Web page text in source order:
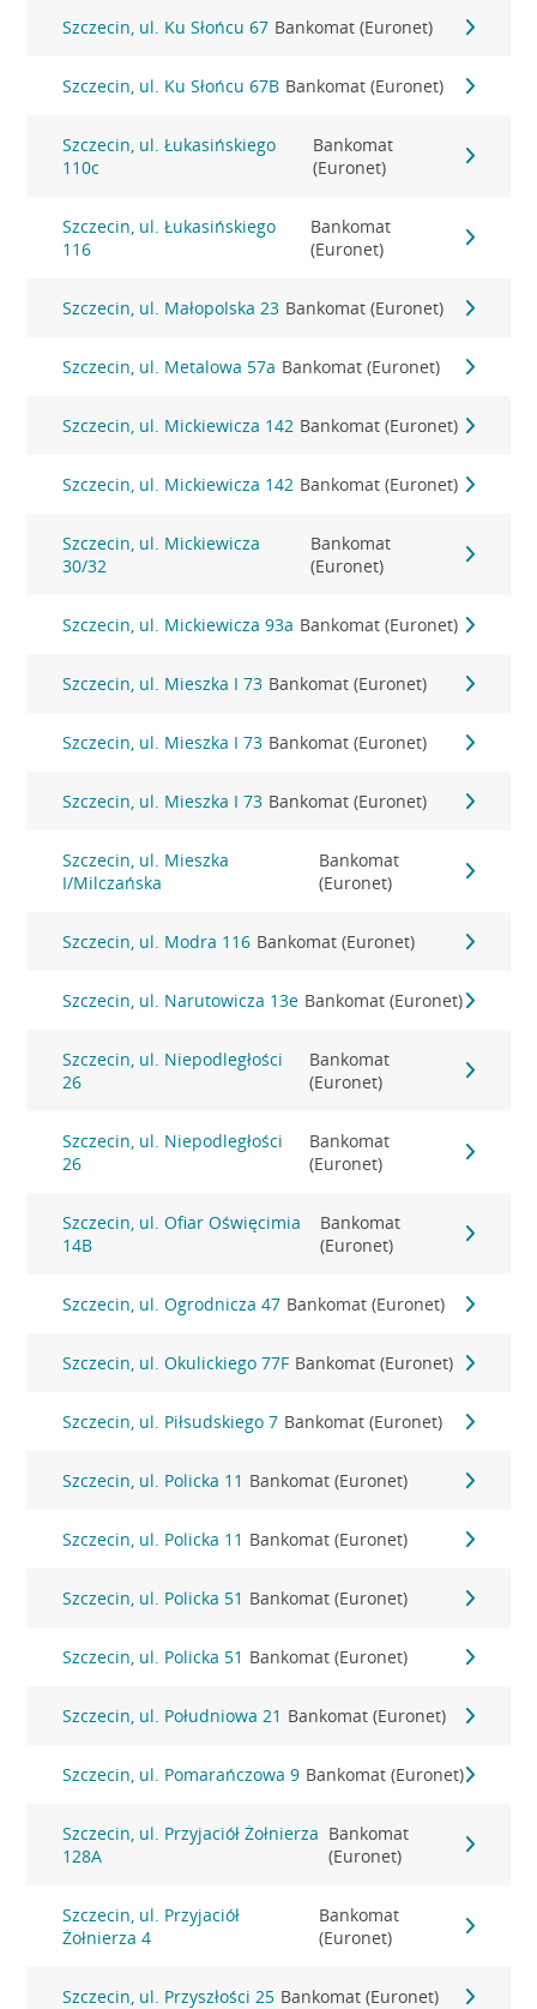
Szczecin, ul. Ku Słońcu 67 Bankomat (Euronet)
Szczecin, ul. Ku Słońcu 67B Bankomat (Euronet)
Szczecin, ul. Łukasińskiego
110c
Bankomat
(Euronet)
Szczecin, ul. Łukasińskiego
116
Bankomat
(Euronet)
Szczecin, ul. Małopolska 23 Bankomat (Euronet)
Szczecin, ul. Metalowa 57a Bankomat (Euronet)
Szczecin, ul. Mickiewicza 142 Bankomat (Euronet)
Szczecin, ul. Mickiewicza 142 Bankomat (Euronet)
Szczecin, ul. Mickiewicza
30/32
Bankomat
(Euronet)
Szczecin, ul. Mickiewicza 93a Bankomat (Euronet)
Szczecin, ul. Mieszka I 73 Bankomat (Euronet)
Szczecin, ul. Mieszka I 73 Bankomat (Euronet)
Szczecin, ul. Mieszka I 73 Bankomat (Euronet)
Szczecin, ul. Mieszka
I/Milczańska
Bankomat
(Euronet)
Szczecin, ul. Modra 116 Bankomat (Euronet)
Szczecin, ul. Narutowicza 13e Bankomat (Euronet)
Szczecin, ul. Niepodległości
26
Bankomat
(Euronet)
Szczecin, ul. Niepodległości
26
Bankomat
(Euronet)
Szczecin, ul. Ofiar Oświęcimia
14B
Bankomat
(Euronet)
Szczecin, ul. Ogrodnicza 47 Bankomat (Euronet)
Szczecin, ul. Okulickiego 77F Bankomat (Euronet)
Szczecin, ul. Piłsudskiego 7 Bankomat (Euronet)
Szczecin, ul. Policka 11 Bankomat (Euronet)
Szczecin, ul. Policka 11 Bankomat (Euronet)
Szczecin, ul. Policka 51 Bankomat (Euronet)
Szczecin, ul. Policka 51 Bankomat (Euronet)
Szczecin, ul. Południowa 21 Bankomat (Euronet)
Szczecin, ul. Pomarańczowa 9 Bankomat (Euronet)
Szczecin, ul. Przyjaciół Żołnierza
128A
Bankomat
(Euronet)
Szczecin, ul. Przyjaciół
Żołnierza 4
Bankomat
(Euronet)
Szczecin, ul. Przyszłości 25 Bankomat (Euronet)